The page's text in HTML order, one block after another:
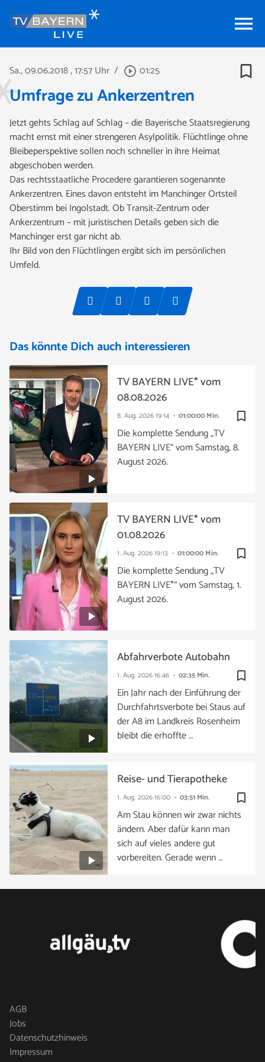
menu
Sa., 09.06.2018, 17:57 Uhr / play_circle_outline 01:25 bookmark_border
Umfrage zu Ankerzentren
Jetzt gehts Schlag auf Schlag – die Bayerische Staatsregierung
macht ernst mit einer strengeren Asylpolitik. Flüchtlinge ohne
Bleibeperspektive sollen noch schneller in ihre Heimat
abgeschoben werden.
Das rechtsstaatliche Procedere garantieren sogenannte
Ankerzentren. Eines davon entsteht im Manchinger Ortsteil
Oberstimm bei Ingolstadt. Ob Transit-Zentrum oder
Ankerzentrum – mit juristischen Details geben sich die
Manchinger erst gar nicht ab.
Ihr Bild von den Flüchtlingen ergibt sich im persönlichen
Umfeld.
Das könnte Dich auch interessieren
bookmark_border
8. Aug. 202619:14 01:00:00 Min.
TV BAYERN LIVE* vom
08.08.2026
Die komplette Sendung „TV
BAYERN LIVE“ vom Samstag, 8.
August 2026.
bookmark_border
1. Aug. 202619:13 01:00:00 Min.
TV BAYERN LIVE* vom
01.08.2026
Die komplette Sendung „TV
BAYERN LIVE*“ vom Samstag, 1.
August 2026.
bookmark_border
1. Aug. 202616:46 02:35 Min.
Abfahrverbote Autobahn
Ein Jahr nach der Einführung der
Durchfahrtsverbote bei Staus auf
der A8 im Landkreis Rosenheim
bleibt die erhoffte …
bookmark_border
1. Aug. 202616:00 03:51 Min.
Reise- und Tierapotheke
Am Stau können wir zwar nichts
ändern. Aber dafür kann man
sich auf vieles andere gut
vorbereiten. Gerade wenn …
AGB
Jobs
Datenschutzhinweis
Impressum